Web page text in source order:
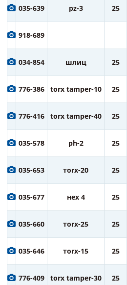
035-639 pz-3 25
918-689
034-854 шлиц 25
776-386 torx tamper-10 25
776-416 torx tamper-40 25
035-578 ph-2 25
035-653 тorx-20 25
035-677 нех 4 25
035-660 тorx-25 25
035-646 тorx-15 25
776-409 torx tamper-30 25